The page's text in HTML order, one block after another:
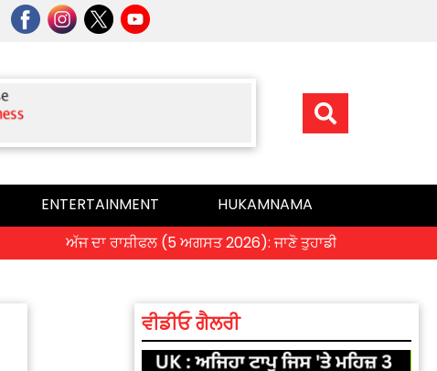
ENTERTAINMENT
HUKAMNAMA
ਅੱਜ ਦਾ ਰਾਸ਼ੀਫਲ (5 ਅਗਸਤ 2026): ਜਾਣੋ ਤੁਹਾਡੀ ਰਾਸ਼ੀ ‘ਤੇ ਗ੍ਰਹਿਆਂ ਦੀ
ਵੀਡੀਓ ਗੈਲਰੀ